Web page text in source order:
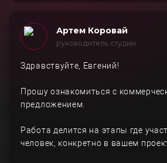
Артем Коровай
руководитель студии
Здравствуйте, Евгений!
Прошу ознакомиться с
предложением.
Работа делится на этапы где
человек, конкретно в вашем